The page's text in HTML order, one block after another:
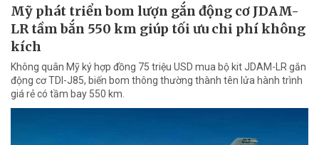
Mỹ phát triển bom lượn gắn động cơ JDAM-
LR tầm bắn 550 km giúp tối ưu chi phí không
kích
Không quân Mỹ ký hợp đồng 75 triệu USD mua bộ kit JDAM-LR gắn
động cơ TDI-J85, biến bom thông thường thành tên lửa hành trình
giá rẻ có tầm bay 550 km.